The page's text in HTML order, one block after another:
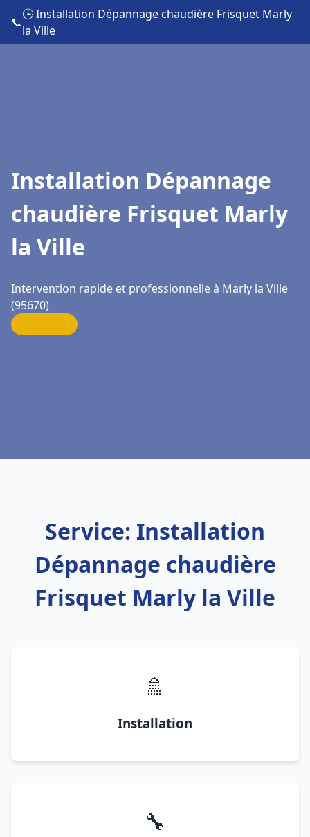
📞
🕒 Installation Dépannage chaudière Frisquet Marly
la Ville
Installation Dépannage
chaudière Frisquet Marly
la Ville
Intervention rapide et professionnelle à Marly la Ville
(95670)
Service: Installation
Dépannage chaudière
Frisquet Marly la Ville
🚿
Installation
🔧